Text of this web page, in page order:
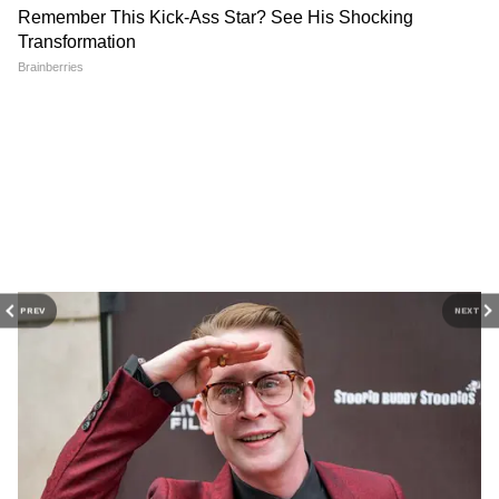
PREV NEXT
Related Articles
Abhishek Banerjee: ED-র তলবে সাড়া, প্রাথমিকে
Right To Walk: চিহ্নিত ফুটপাত
দিয়ে হাঁটা একটি মৌলিক
NEET Controversy: মোদী যুদ্ধ
থামাতে পারলে, পেপার ফাঁস